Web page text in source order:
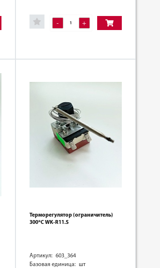
- +
Терморегулятор (ограничитель)
300*C WK-R11.S
Артикул: 603_364
Базовая единица: шт